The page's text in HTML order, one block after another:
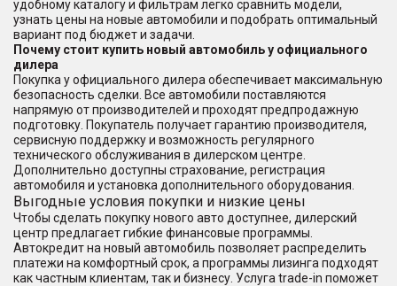
удобному каталогу и фильтрам легко сравнить модели,
узнать цены на новые автомобили и подобрать оптимальный
вариант под бюджет и задачи.
Почему стоит купить новый автомобиль у официального
дилера
Покупка у официального дилера обеспечивает максимальную
безопасность сделки. Все автомобили поставляются
напрямую от производителей и проходят предпродажную
подготовку. Покупатель получает гарантию производителя,
сервисную поддержку и возможность регулярного
технического обслуживания в дилерском центре.
Дополнительно доступны страхование, регистрация
автомобиля и установка дополнительного оборудования.
Выгодные условия покупки и низкие цены
Чтобы сделать покупку нового авто доступнее, дилерский
центр предлагает гибкие финансовые программы.
Автокредит на новый автомобиль позволяет распределить
платежи на комфортный срок, а программы лизинга подходят
как частным клиентам, так и бизнесу. Услуга trade-in поможет